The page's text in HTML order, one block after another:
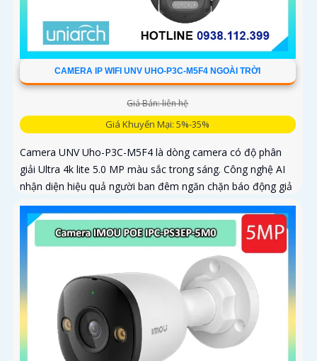
CAMERA IP WIFI UNV UHO-P3C-M5F4 NGOÀI TRỜI
Giá Bán: liên hệ
Giá Khuyến Mại: 5%-35%
Camera UNV Uho-P3C-M5F4 là dòng camera có độ phân
giải Ultra 4k lite 5.0 MP màu sắc trong sáng. Công nghệ AI
nhận diện hiệu quả người ban đêm ngăn chặn báo động giả